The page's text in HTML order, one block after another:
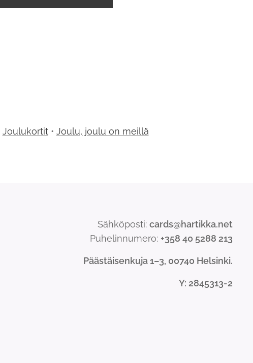
Joulukortit• Joulu, joulu on meillä
Sähköposti: cards@hartikka.net
Puhelinnumero: +358 40 5288 213
Päästäisenkuja 1–3, 00740 Helsinki.
Y: 2845313-2